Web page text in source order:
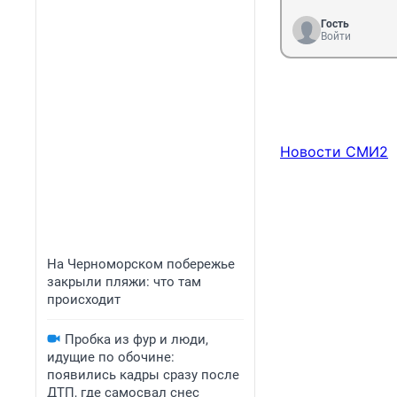
На Черноморском побережье
закрыли пляжи: что там
происходит
Пробка из фур и люди,
идущие по обочине:
появились кадры сразу после
ДТП, где самосвал снес
Гость
Войти
Новости СМИ2